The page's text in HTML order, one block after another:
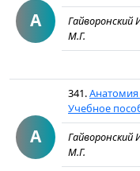
А
Гайворонский
М.Г.
А
341.Анатомия
Учебное
Гайворонский
М.Г.